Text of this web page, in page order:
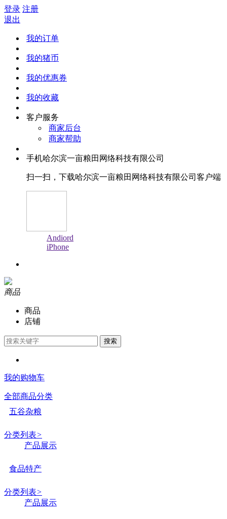
登录 注册
退出
我的订单
我的猪币
我的优惠券
我的收藏
客户服务
商家后台
商家帮助
手机哈尔滨一亩粮田网络科技有限公司
扫一扫，下载哈尔滨一亩粮田网络科技有限公司客户端
Andiord
iPhone
商品
商品
店铺
搜索
我的购物车
全部商品分类
五谷杂粮
分类列表>
产品展示
食品特产
分类列表>
产品展示